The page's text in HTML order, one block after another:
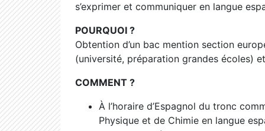
s’exprimer et communiquer en langue
POURQUOI ?
Obtention d’un bac mention section
(université, préparation grandes écoles)
COMMENT ?
À l’horaire d’Espagnol du tronc
Physique et de Chimie en langue